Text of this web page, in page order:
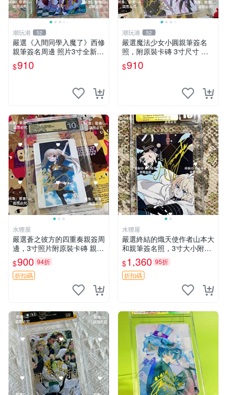
潮玩港 52
嚴選《入間同學入魔了》西修
親筆簽名周邊 照片3寸全新含
卡磚 收藏推薦 鏡像照片 周邊
收藏
$910
潮玩港 52
嚴選魔法少女小圓親筆簽名
照，附原裝卡磚 3寸尺寸 親
簽紀念品 小圓周邊 畫集 監督
親筆
$910
水狸屋
嚴選蒼之彼方的四重奏親簽周
邊，3寸照片附原裝卡磚 親簽
照 收藏級 影印品 杜蕾斯相紙
質地 限量版 Aokana Four Rh
ythm 藍光紀念照 簽名
$900 94折
折扣碼
水狸屋
嚴選終結的熾天使作者山本大
和親筆簽名照，3寸大小附原
裝卡磚 終結的熾天使 簽名照
片 親筆簽名周邊
$1,360 95折
折扣碼